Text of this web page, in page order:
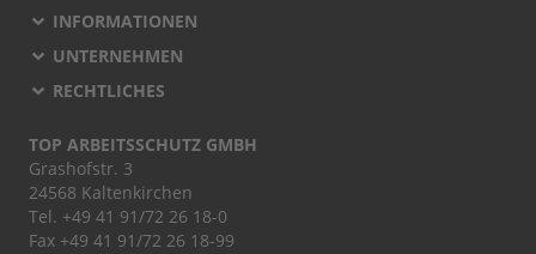
INFORMATIONEN
UNTERNEHMEN
RECHTLICHES
TOP ARBEITSSCHUTZ GMBH
Grashofstr. 3
24568 Kaltenkirchen
Tel. +49 41 91/72 26 18-0
Fax +49 41 91/72 26 18-99